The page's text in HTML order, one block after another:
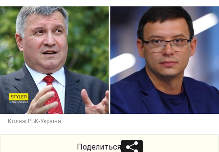
Колаж РБК-Україна
Поделиться